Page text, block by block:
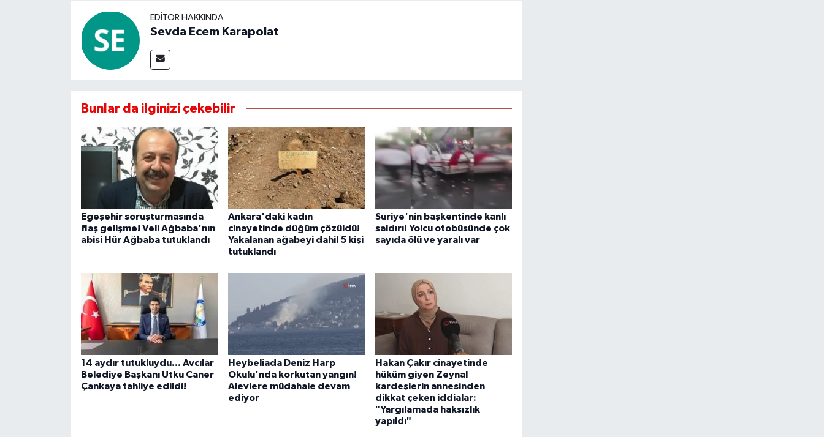
EDITÖR HAKKINDA
Sevda Ecem Karapolat
Bunlar da ilginizi çekebilir
Egeşehir soruşturmasında
flaş gelişme! Veli Ağbaba'nın
abisi Hür Ağbaba tutuklandı
Ankara'daki kadın
cinayetinde düğüm çözüldü!
Yakalanan ağabeyi dahil 5 kişi
tutuklandı
Suriye'nin başkentinde kanlı
saldırı! Yolcu otobüsünde çok
sayıda ölü ve yaralı var
14 aydır tutukluydu... Avcılar
Belediye Başkanı Utku Caner
Çankaya tahliye edildi!
Heybeliada Deniz Harp
Okulu'nda korkutan yangın!
Alevlere müdahale devam
ediyor
Hakan Çakır cinayetinde
hüküm giyen Zeynal
kardeşlerin annesinden
dikkat çeken iddialar:
"Yargılamada haksızlık
yapıldı"